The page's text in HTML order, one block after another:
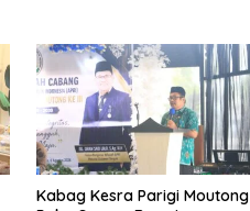
Kabag Kesra Parigi Moutong